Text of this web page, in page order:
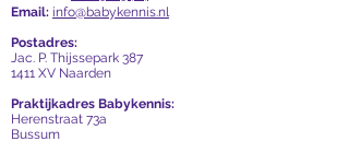
Email: info@babykennis.nl
Postadres:
Jac. P. Thijssepark 387
1411 XV Naarden
Praktijkadres Babykennis:
Herenstraat 73a
Bussum